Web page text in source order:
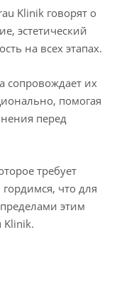
Klinik говорят о
эстетический
на всех этапах.
сопровождает их
помогая
перед
требует
что для
этим
Klinik.